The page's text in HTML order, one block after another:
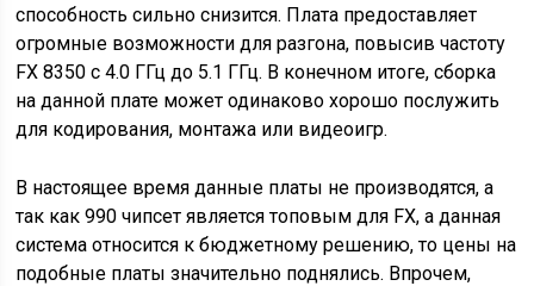
способность сильно снизится. Плата предоставляет
огромные возможности для разгона, повысив частоту
FX 8350 с 4.0 ГГц до 5.1 ГГц. В конечном итоге, сборка
на данной плате может одинаково хорошо послужить
для кодирования, монтажа или видеоигр.
В настоящее время данные платы не производятся, а
так как 990 чипсет является топовым для FX, а данная
система относится к бюджетному решению, то цены на
подобные платы значительно поднялись. Впрочем,